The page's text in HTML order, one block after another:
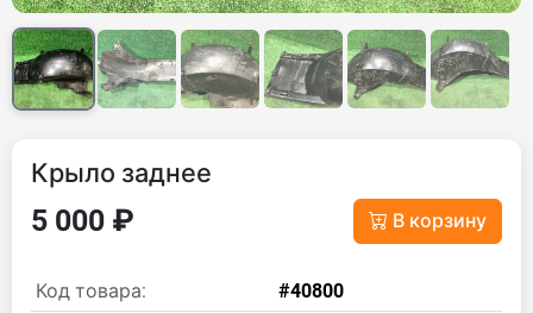
Крыло заднее
5 000 ₽ В корзину
Код товара:
#40800